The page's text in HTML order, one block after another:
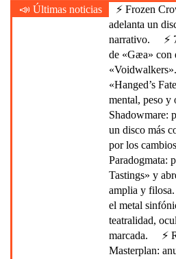
Plugmetal
Heavy Metal is Life
📣 Últimas noticias
⚡ Frozen
adelanta un
narrativo.
de «Gæa» con
«Voidwalkers».
«Hanged’s
mental, peso y
Shadowmare:
un disco más
por los
Paradogmata:
Tastings» y
amplia y filosa.
el metal
teatralidad,
marcada.
⚡
Masterplan: